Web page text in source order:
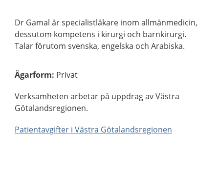
Dr Gamal är specialistläkare inom allmänmedicin,
dessutom kompetens i kirurgi och barnkirurgi.
Talar förutom svenska, engelska och Arabiska.
Ägarform: Privat
Verksamheten arbetar på uppdrag av Västra
Götalandsregionen.
Patientavgifter i Västra Götalandsregionen